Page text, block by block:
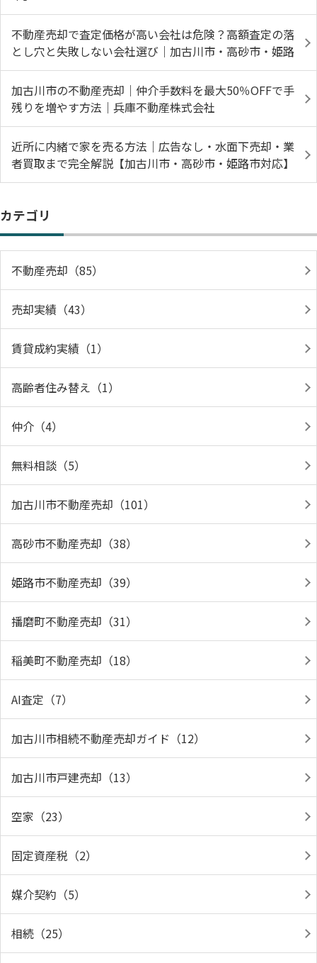
不動産売却で査定価格が高い会社は危険？高額査定の落
とし穴と失敗しない会社選び｜加古川市・高砂市・姫路
加古川市の不動産売却｜仲介手数料を最大50％OFFで手
残りを増やす方法｜兵庫不動産株式会社
近所に内緒で家を売る方法｜広告なし・水面下売却・業
者買取まで完全解説【加古川市・高砂市・姫路市対応】
カテゴリ
不動産売却（85）
売却実績（43）
賃貸成約実績（1）
高齢者住み替え（1）
仲介（4）
無料相談（5）
加古川市不動産売却（101）
高砂市不動産売却（38）
姫路市不動産売却（39）
播磨町不動産売却（31）
稲美町不動産売却（18）
AI査定（7）
加古川市相続不動産売却ガイド（12）
加古川市戸建売却（13）
空家（23）
固定資産税（2）
媒介契約（5）
相続（25）